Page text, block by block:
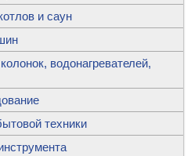
и саун
водонагревателей,
техники